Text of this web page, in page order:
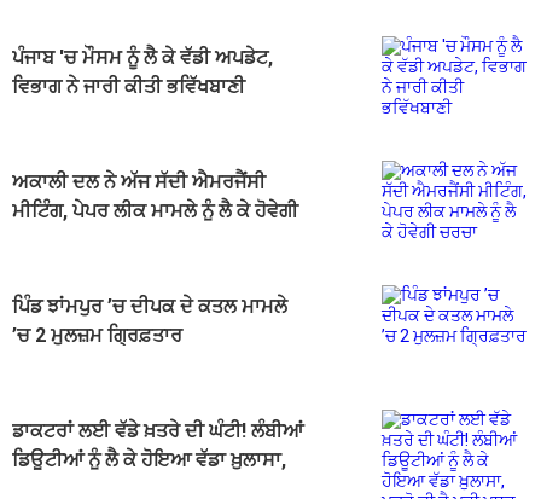
ਪੰਜਾਬ 'ਚ ਮੌਸਮ ਨੂੰ ਲੈ ਕੇ ਵੱਡੀ ਅਪਡੇਟ,
ਵਿਭਾਗ ਨੇ ਜਾਰੀ ਕੀਤੀ ਭਵਿੱਖਬਾਣੀ
ਅਕਾਲੀ ਦਲ ਨੇ ਅੱਜ ਸੱਦੀ ਐਮਰਜੈਂਸੀ
ਮੀਟਿੰਗ, ਪੇਪਰ ਲੀਕ ਮਾਮਲੇ ਨੂੰ ਲੈ ਕੇ ਹੋਵੇਗੀ
ਪਿੰਡ ਝਾਂਮਪੁਰ ’ਚ ਦੀਪਕ ਦੇ ਕਤਲ ਮਾਮਲੇ
’ਚ 2 ਮੁਲਜ਼ਮ ਗ੍ਰਿਫ਼ਤਾਰ
ਡਾਕਟਰਾਂ ਲਈ ਵੱਡੇ ਖ਼ਤਰੇ ਦੀ ਘੰਟੀ! ਲੰਬੀਆਂ
ਡਿਊਟੀਆਂ ਨੂੰ ਲੈ ਕੇ ਹੋਇਆ ਵੱਡਾ ਖ਼ੁਲਾਸਾ,